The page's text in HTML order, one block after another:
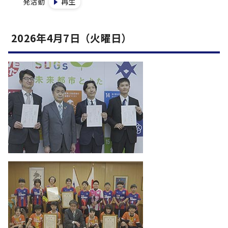
2026年4月7日（火曜日）